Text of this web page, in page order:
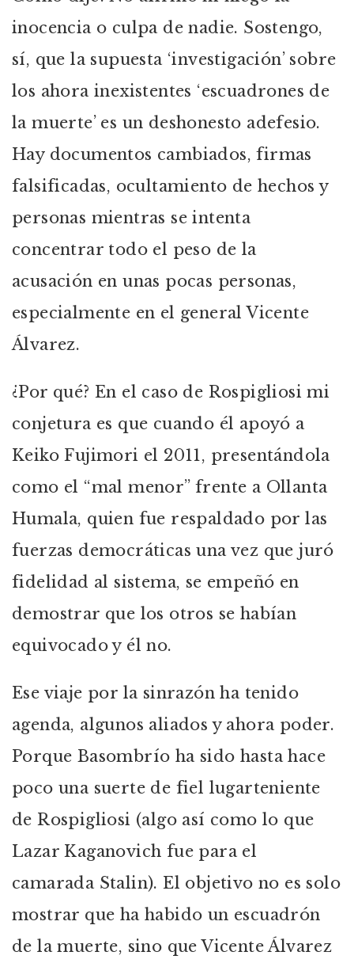
inocencia o culpa de nadie. Sostengo,
sí, que la supuesta ‘investigación’ sobre
los ahora inexistentes ‘escuadrones de
la muerte’ es un deshonesto adefesio.
Hay documentos cambiados, firmas
falsificadas, ocultamiento de hechos y
personas mientras se intenta
concentrar todo el peso de la
acusación en unas pocas personas,
especialmente en el general Vicente
Álvarez.
¿Por qué? En el caso de Rospigliosi mi
conjetura es que cuando él apoyó a
Keiko Fujimori el 2011, presentándola
como el “mal menor” frente a Ollanta
Humala, quien fue respaldado por las
fuerzas democráticas una vez que juró
fidelidad al sistema, se empeñó en
demostrar que los otros se habían
equivocado y él no.
Ese viaje por la sinrazón ha tenido
agenda, algunos aliados y ahora poder.
Porque Basombrío ha sido hasta hace
poco una suerte de fiel lugarteniente
de Rospigliosi (algo así como lo que
Lazar Kaganovich fue para el
camarada Stalin). El objetivo no es solo
mostrar que ha habido un escuadrón
de la muerte, sino que Vicente Álvarez